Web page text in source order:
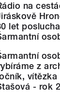
na
let
z
vítězka
- rok